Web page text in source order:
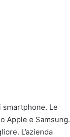
Le
Apple e Samsung.
L’azienda